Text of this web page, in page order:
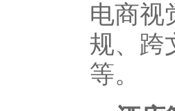
电商视
规、跨
等。